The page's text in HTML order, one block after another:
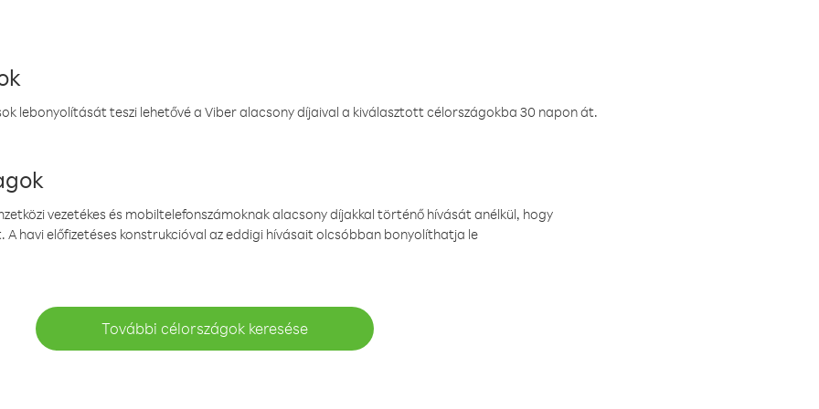
lebonyolítását teszi lehetővé a Viber alacsony díjaival a kiválasztott célországokba 30 napon át.
vezetékes és mobiltelefonszámoknak alacsony díjakkal történő hívását anélkül, hogy
havi előfizetéses konstrukcióval az eddigi hívásait olcsóbban bonyolíthatja le
További célországok keresése